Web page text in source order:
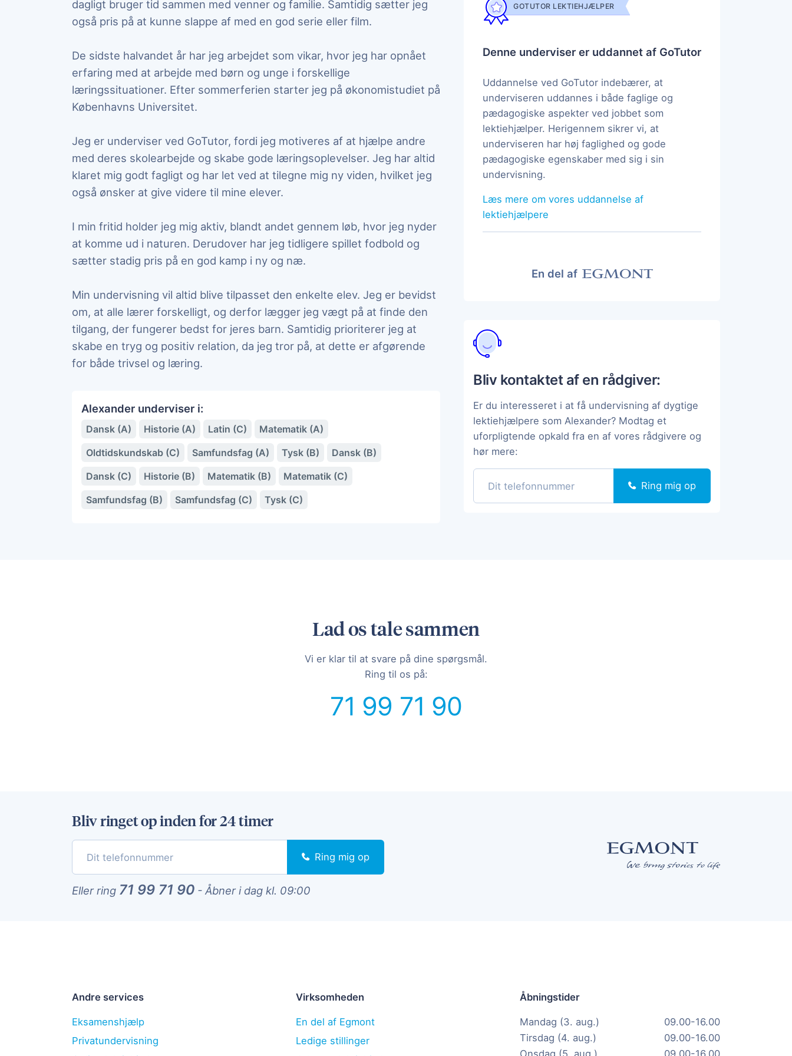
dagligt bruger tid sammen med venner og familie. Samtidig sætter jeg
også pris på at kunne slappe af med en god serie eller film.
De sidste halvandet år har jeg arbejdet som vikar, hvor jeg har opnået
erfaring med at arbejde med børn og unge i forskellige
læringssituationer. Efter sommerferien starter jeg på økonomistudiet på
Københavns Universitet.
Jeg er underviser ved GoTutor, fordi jeg motiveres af at hjælpe andre
med deres skolearbejde og skabe gode læringsoplevelser. Jeg har altid
klaret mig godt fagligt og har let ved at tilegne mig ny viden, hvilket jeg
også ønsker at give videre til mine elever.
I min fritid holder jeg mig aktiv, blandt andet gennem løb, hvor jeg nyder
at komme ud i naturen. Derudover har jeg tidligere spillet fodbold og
sætter stadig pris på en god kamp i ny og næ.
Min undervisning vil altid blive tilpasset den enkelte elev. Jeg er bevidst
om, at alle lærer forskelligt, og derfor lægger jeg vægt på at finde den
tilgang, der fungerer bedst for jeres barn. Samtidig prioriterer jeg at
skabe en tryg og positiv relation, da jeg tror på, at dette er afgørende
for både trivsel og læring.
Alexander underviser i:
Dansk (A) Historie (A) Latin (C)
Matematik (A)
Oldtidskundskab (C)
Samfundsfag (A) Tysk (B)
Dansk (B)
Dansk (C)
Historie (B) Matematik (B)
Matematik (C)
Samfundsfag (B)
Samfundsfag (C) Tysk (C)
GOTUTOR LEKTIEHJÆLPER
Denne underviser er uddannet af GoTutor
Uddannelse ved GoTutor indebærer, at
underviseren uddannes i både faglige og
pædagogiske aspekter ved jobbet som
lektiehjælper. Herigennem sikrer vi, at
underviseren har høj faglighed og gode
pædagogiske egenskaber med sig i sin
undervisning.
Læs mere om vores uddannelse af
lektiehjælpere
En del af
Bliv kontaktet af en rådgiver:
Er du interesseret i at få undervisning af dygtige
lektiehjælpere som Alexander? Modtag et
uforpligtende opkald fra en af vores rådgivere og
hør mere:
Ring mig op
Lad os tale sammen
Vi er klar til at svare på dine spørgsmål.
Ring til os på:
71 99 71 90
Bliv ringet op inden for 24 timer
Ring mig op
Eller ring 71 99 71 90 - Åbner i dag kl. 09:00
Andre services
Eksamenshjælp
Privatundervisning
Virksomheden
En del af Egmont
Ledige stillinger
Åbningstider
Mandag (3. aug.)
09.00-16.00
Tirsdag (4. aug.)
09.00-16.00
Onsdag (5. aug.)
09.00-16.00